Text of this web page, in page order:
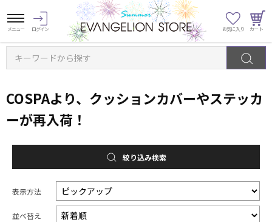
キーワードから探す
COSPAより、クッションカバーやステッカ
ーが再入荷！
絞り込み検索
表示方法
並べ替え